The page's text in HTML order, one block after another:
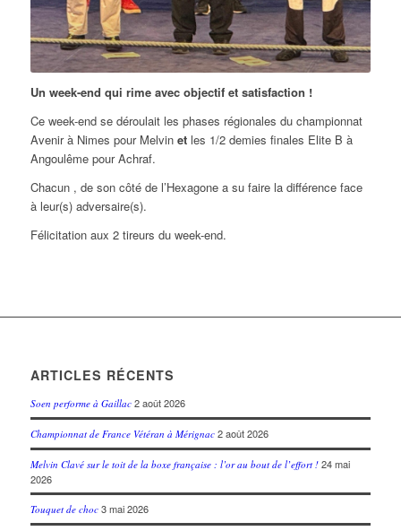
Un week-end qui rime avec objectif et satisfaction !
Ce week-end se déroulait les phases régionales du championnat
Avenir à Nimes pour Melvin etles 1/2 demies finales Elite B à
Angoulême pour Achraf.
Chacun , de son côté de l’Hexagone a su faire la différence face
à leur(s) adversaire(s).
Félicitation aux 2 tireurs du week-end.
ARTICLES RÉCENTS
Soen performe à Gaillac 2 août 2026
Championnat de France Vétéran à Mérignac 2 août 2026
Melvin Clavé sur le toit de la boxe française : l’or au bout de l’effort ! 24 mai
2026
Touquet de choc 3 mai 2026